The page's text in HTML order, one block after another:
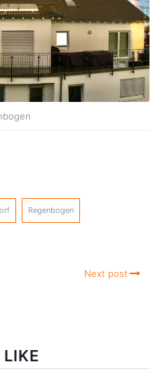
Regenbogen
Next post